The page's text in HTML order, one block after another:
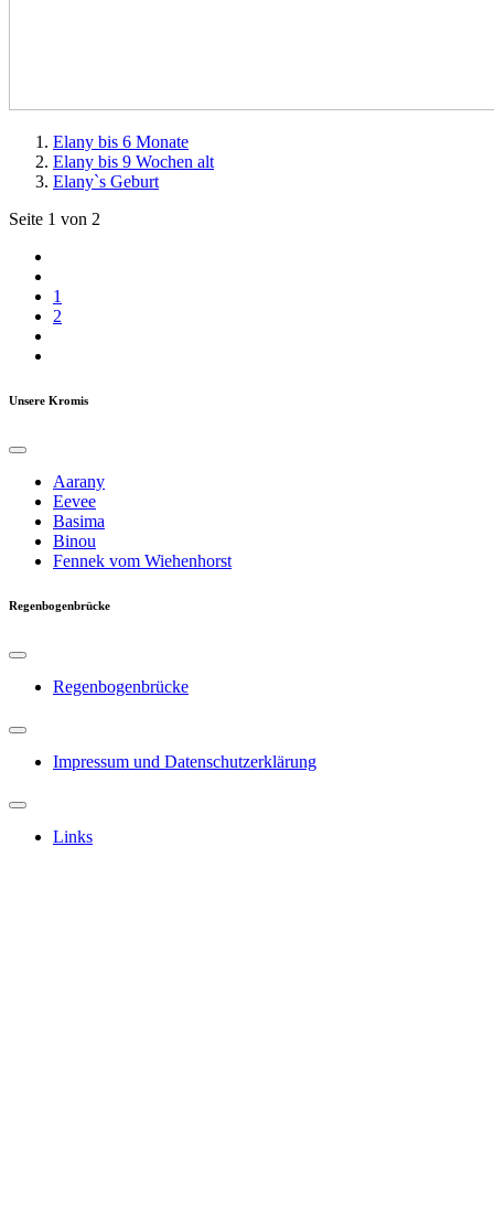
Elany bis 6 Monate
Elany bis 9 Wochen alt
Elany`s Geburt
Seite 1 von 2
1
2
Unsere Kromis
Aarany
Eevee
Basima
Binou
Fennek vom Wiehenhorst
Regenbogenbrücke
Regenbogenbrücke
Impressum und Datenschutzerklärung
Links